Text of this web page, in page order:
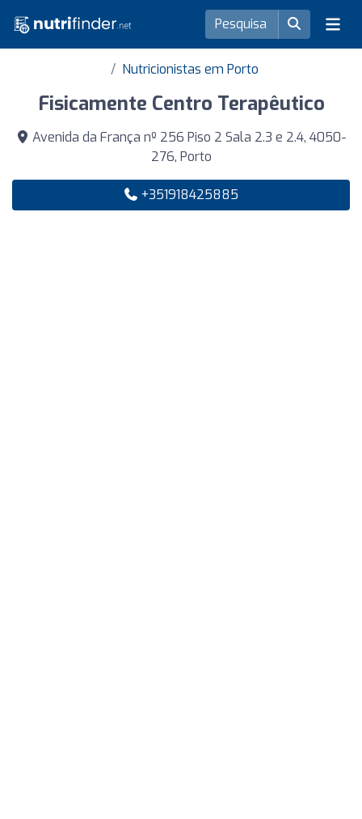
Nutricionistas em Porto
Fisicamente Centro Terapêutico
Avenida da França nº 256 Piso 2 Sala 2.3 e 2.4, 4050-
276, Porto
+351918425885